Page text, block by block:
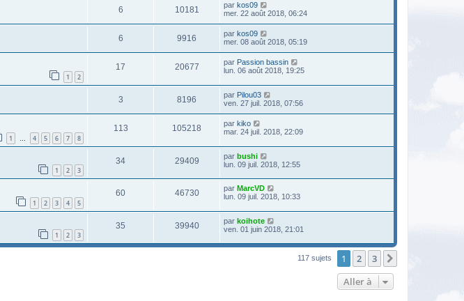
6 10181 par kos09
mer. 22 août 2018, 06:24
6 9916 par kos09
mer. 08 août 2018, 05:19
1 2
17 20677 par Passion bassin
lun. 06 août 2018, 19:25
3 8196 par Pilou03
ven. 27 juil. 2018, 07:56
1 4 5 6 7 8
113 105218 par kiko
mar. 24 juil. 2018, 22:09
1 2 3
34 29409 par bushi
lun. 09 juil. 2018, 12:55
1 2 3 4 5
60 46730 par MarcVD
lun. 09 juil. 2018, 10:33
1 2 3
35 39940 par koihote
ven. 01 juin 2018, 21:01
117 sujets 1 2 3
Aller à